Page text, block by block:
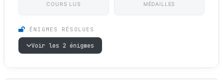
COURS LUS MÉDAILLES
ÉNIGMES RÉSOLUES
Voir les 2 énigmes